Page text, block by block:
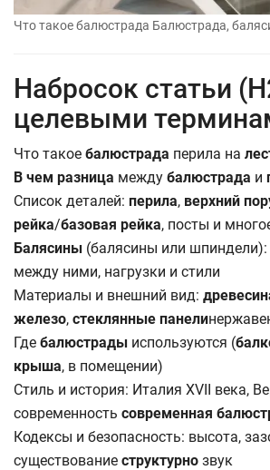
Что такое балюстрада Балюстрада,
Набросок статьи
целевыми
Что такоебалюстрада перила на
В чем разница междубалюстрада и
Список деталей: перила, верхний
рейка/базовая рейка, посты и
Балясины (балясины или шпиндели):
между ними, нагрузки и стили
Материалы и внешний вид:
железо,стеклянные панели
Гдебалюстрады используются (
крыша, в помещении)
Стиль и история: Италия XVII века,
современность современная
Кодексы и безопасность: высота,
существованиеструктурнозвук